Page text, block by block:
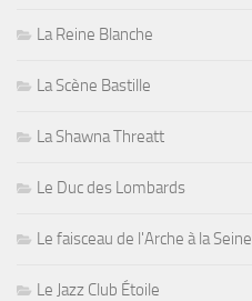
La Reine Blanche
La Scène Bastille
La Shawna Threatt
Le Duc des Lombards
Le faisceau de l'Arche à la Seine
Le Jazz Club Étoile